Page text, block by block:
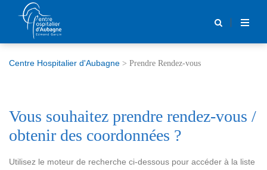
Centre Hospitalier d'Aubagne > Prendre Rendez-vous
Vous souhaitez prendre rendez-vous /
obtenir des coordonnées ?
Utilisez le moteur de recherche ci-dessous pour accéder à la liste